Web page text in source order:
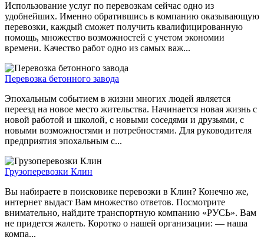
Использование услуг по перевозкам сейчас одно из
удобнейших. Именно обратившись в компанию оказывающую
перевозки, каждый сможет получить квалифицированную
помощь, множество возможностей с учетом экономии
времени. Качество работ одно из самых важ...
Перевозка бетонного завода
Эпохальным событием в жизни многих людей является
переезд на новое место жительства. Начинается новая жизнь с
новой работой и школой, с новыми соседями и друзьями, с
новыми возможностями и потребностями. Для руководителя
предприятия эпохальным с...
Грузоперевозки Клин
Вы набираете в поисковике перевозки в Клин? Конечно же,
интернет выдаст Вам множество ответов. Посмотрите
внимательно, найдите транспортную компанию «РУСЬ». Вам
не придется жалеть. Коротко о нашей организации: — наша
компа...